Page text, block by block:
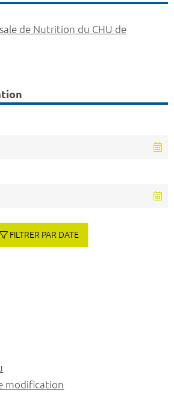
de Nutrition du CHU de
FILTRER PAR DATE
modification